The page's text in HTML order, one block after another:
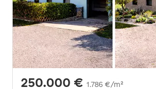
250.000 € 1.786 €/m²